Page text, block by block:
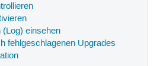
(Log) einsehen
fehlgeschlagenen Upgrades